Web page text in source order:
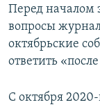
Перед началом
вопросы
октябрьские
ответить
С октября